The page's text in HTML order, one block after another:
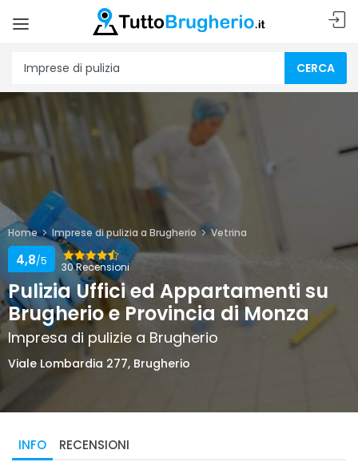
CERCA
Home Imprese di pulizia a Brugherio Vetrina
30 Recensioni
4,8/5
Pulizia Uffici ed Appartamenti su
Brugherio e Provincia di Monza
Impresa di pulizie a Brugherio
Viale Lombardia 277, Brugherio
INFO RECENSIONI